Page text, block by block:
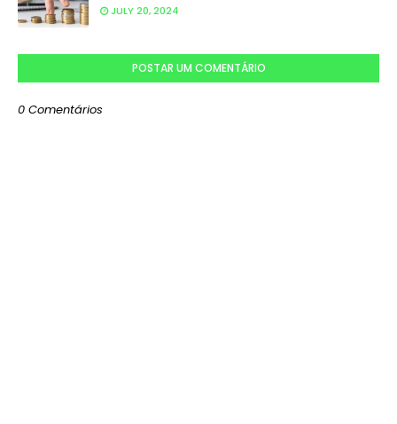
JULY 20, 2024
POSTAR UM COMENTÁRIO
0 Comentários